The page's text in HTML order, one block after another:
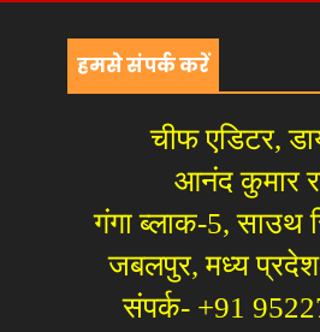
हमसे संपर्क करें
चीफ एडिटर,
आनंद कुमार
गंगा ब्लाक-5, साउथ
जबलपुर, मध्य
संपर्क- +91